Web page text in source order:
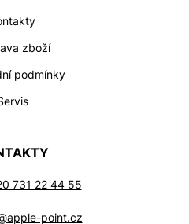
zboží
podmínky
731 22 44 55
point.cz